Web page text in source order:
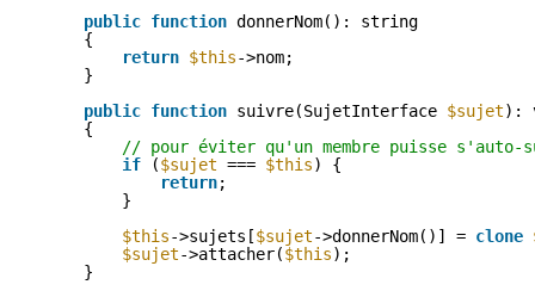
public function donnerNom(): string
{
return $this->nom;
}
public function suivre(SujetInterface $sujet):
{
// pour éviter qu'un membre puisse s'auto-
if
($sujet === $this) {
return;
}
$this->sujets[$sujet->donnerNom()] = clone
$sujet->attacher($this);
}